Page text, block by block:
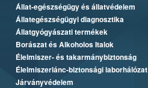
Állat-egészségügy és állatvédelem
Állategészségügyi diagnosztika
Állatgyógyászati termékek
Borászat és Alkoholos Italok
Élelmiszer- és takarmánybiztonság
Élelmiszerlánc-biztonsági laborhálózat
Járványvédelem